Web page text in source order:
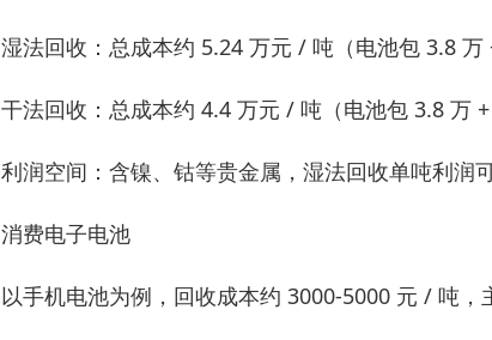
湿法回收：总成本约 5.24 万元 / 吨（电池包 3.8 万
干法回收：总成本约 4.4 万元 / 吨（电池包 3.8 万 +
利润空间：含镍、钴等贵金属，湿法回收单吨利润
消费电子电池
以手机电池为例，回收成本约 3000-5000 元 / 吨，